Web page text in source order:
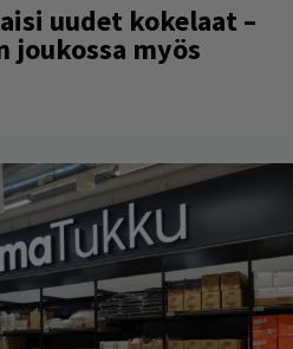
uudet kokelaat –
myös